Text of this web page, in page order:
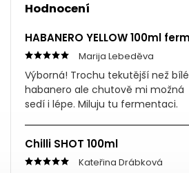
Hodnocení
Marija Lebeděva
Výborná! Trochu tekutější než bílé
habanero ale chutově mi možná
sedí i lépe. Miluju tu fermentaci.
Chilli SHOT 100ml
Kateřina Drábková